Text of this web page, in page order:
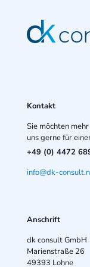
Kontakt
Sie möchten
uns gerne für
+49 (0) 4472
info@dk-
Anschrift
dk consult GmbH
Marienstraße 26
49393 Lohne